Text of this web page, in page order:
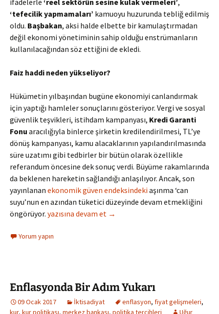
ifadelerle ‘reel sektörün sesine kulak vermeleri’,
‘tefecilik yapmamaları’ kamuoyu huzurunda tebliğ edilmiş
oldu. Başbakan, aksi halde elbette bir kamulaştırmadan
değil ekonomi yönetiminin sahip olduğu enstrümanların
kullanılacağından söz ettiğini de ekledi.
Faiz haddi neden yükseliyor?
Hükümetin yılbaşından bugüne ekonomiyi canlandırmak
için yaptığı hamleler sonuçlarını gösteriyor. Vergi ve sosyal
güvenlik teşvikleri, istihdam kampanyası, Kredi Garanti
Fonu aracılığıyla binlerce şirketin kredilendirilmesi, TL’ye
dönüş kampanyası, kamu alacaklarının yapılandırılmasında
süre uzatımı gibi tedbirler bir bütün olarak özellikle
referandum öncesine dek sonuç verdi. Büyüme rakamlarında
da beklenen hareketin sağlandığı anlaşılıyor. Ancak, son
yayınlanan ekonomik güven endeksindekiaşınma ‘can
suyu’nun en azından tüketici düzeyinde devam etmekliğini
öngörüyor. Faizin Lobisi-Hobisi-Fobisi
yazısına devam et →
Yorum yapın
Enflasyonda Bir Adım Yukarı
09 Ocak 2017 İktisadiyat enflasyon, fiyat gelişmeleri,
kur, kur politikası, merkez bankası, politika tercihleri Uğur